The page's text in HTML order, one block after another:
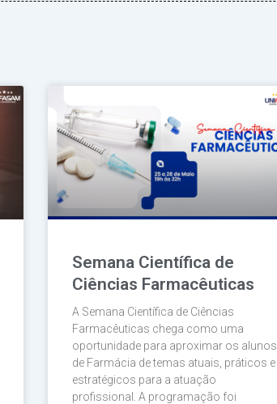
Semana Científica de
Ciências Farmacêuticas
A Semana Científica de Ciências
Farmacêuticas chega como uma
oportunidade para aproximar os alunos
de Farmácia de temas atuais, práticos e
estratégicos para a atuação
profissional. A programação foi
Página
PáginaPágina